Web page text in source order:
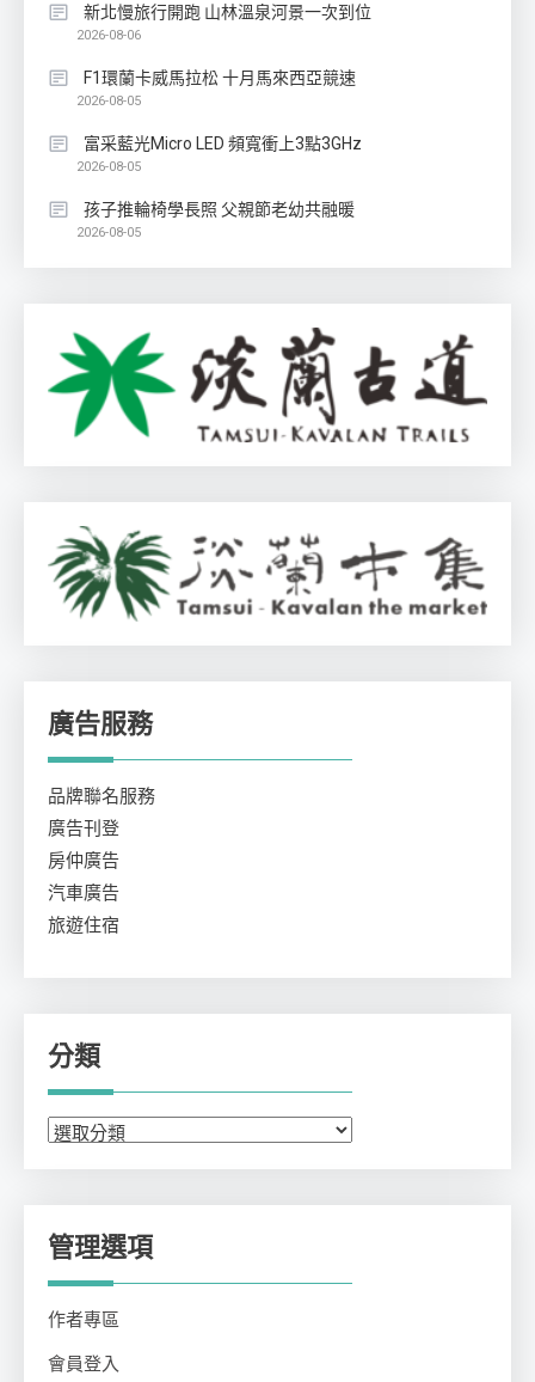
新北慢旅行開跑 山林溫泉河景一次到位
2026-08-06
F1環蘭卡威馬拉松 十月馬來西亞競速
2026-08-05
富采藍光Micro LED 頻寬衝上3點3GHz
2026-08-05
孩子推輪椅學長照 父親節老幼共融暖
2026-08-05
廣告服務
品牌聯名服務
廣告刊登
房仲廣告
汽車廣告
旅遊住宿
分類
分
管理選項
作者專區
會員登入